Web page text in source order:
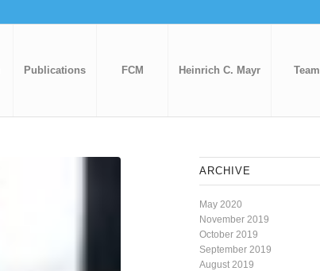
Publications FCM Heinrich C. Mayr Team
ARCHIVE
May 2020
November 2019
October 2019
September 2019
August 2019